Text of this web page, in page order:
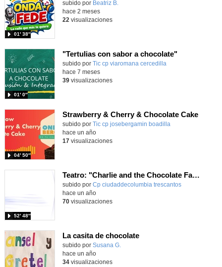
Contenido educativo.
subido por Beatriz B.
01′ 38″
hace 2 meses
22 visualizaciones
"Tertulias con sabor a chocolate"
subido por Tic cp viaromana cercedilla
01′ 0″
hace 7 meses
39visualizaciones
Strawberry & Cherry & Chocolate Cake
Contenido educativo.
subido por Tic cp josebergamin boadilla
04′ 50″
hace un año
17visualizaciones
Teatro: "Charlie and the Chocolate Factory"
subido por Cp ciudaddecolumbia trescantos
52′ 48″
-
hace un año
70visualizaciones
La casita de chocolate
Contenido educativo.
subido por Susana G.
hace un año
34visualizaciones